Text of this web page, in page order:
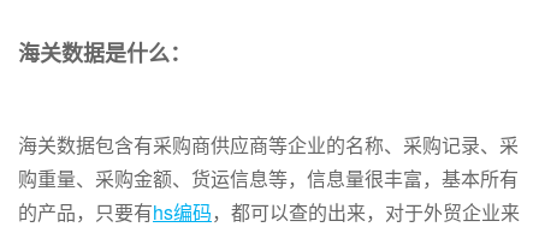
海关数据是什么：
海关数据包含有采购商供应商等企业的名称、采购记录、采
购重量、采购金额、货运信息等，信息量很丰富，基本所有
的产品，只要有hs编码，都可以查的出来，对于外贸企业来